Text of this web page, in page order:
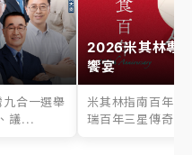
合一選舉
議...
2026米其林專
饗宴
米其林指南百年之
瑞百年三星傳奇、